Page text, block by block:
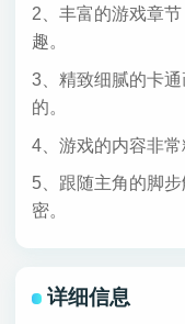
2、丰富的游戏章
趣。
3、精致细腻的卡
的。
4、游戏的内容非常
5、跟随主角的脚
密。
详细信息